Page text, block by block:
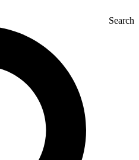
Search